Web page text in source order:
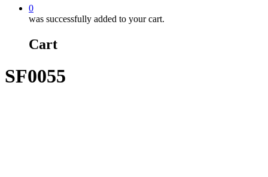
0
was successfully added to your cart.
Cart
SF0055